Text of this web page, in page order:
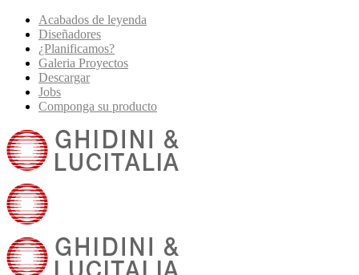
Acabados de leyenda
Diseñadores
¿Planificamos?
Galeria Proyectos
Descargar
Jobs
Componga su producto